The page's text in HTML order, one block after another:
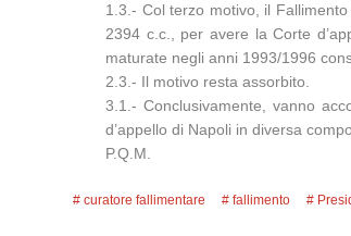
1.3.- Col terzo motivo, il
2394 c.c., per avere la Corte
maturate negli anni 1993/1996
2.3.- Il motivo resta assorbito.
3.1.- Conclusivamente, vanno
d’appello di Napoli in diversa
P.Q.M.
curatore fallimentare fallimento